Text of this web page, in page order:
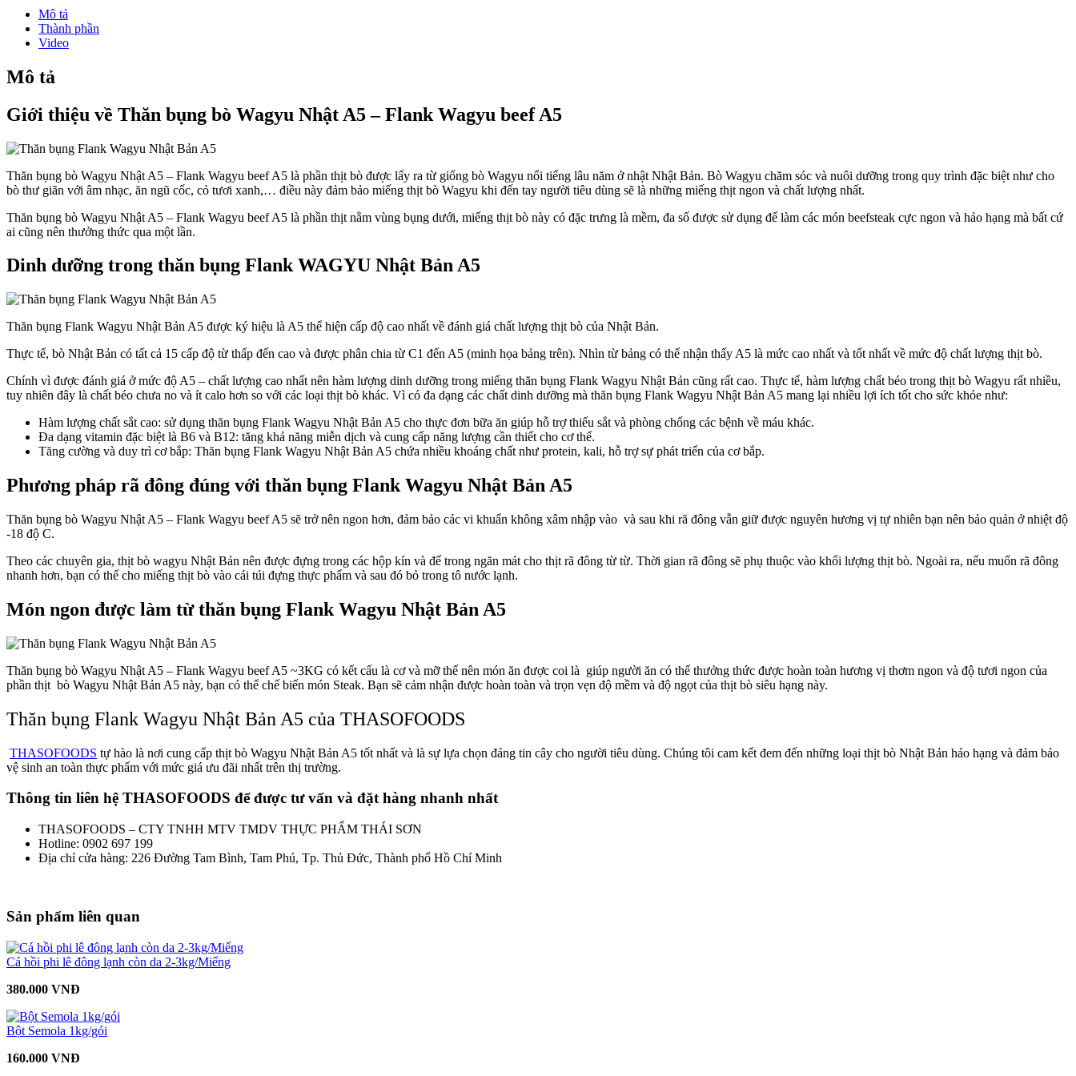
Mô tả
Thành phần
Video
Mô tả
Giới thiệu về Thăn bụng bò Wagyu Nhật A5 – Flank Wagyu beef A5
Thăn bụng bò Wagyu Nhật A5 – Flank Wagyu beef A5 là phần thịt bò được lấy ra từ giống bò Wagyu nổi tiếng lâu năm ở nhật Nhật Bản. Bò Wagyu chăm sóc và nuôi dưỡng trong quy trình đặc biệt như cho
bò thư giãn với âm nhạc, ăn ngũ cốc, cỏ tươi xanh,… điều này đảm bảo miếng thịt bò Wagyu khi đến tay người tiêu dùng sẽ là những miếng thịt ngon và chất lượng nhất.
Thăn bụng bò Wagyu Nhật A5 – Flank Wagyu beef A5 là phần thịt nằm vùng bụng dưới, miếng thịt bò này có đặc trưng là mềm, đa số được sử dụng để làm các món beefsteak cực ngon và hảo hạng mà bất cứ
ai cũng nên thưởng thức qua một lần.
Dinh dưỡng trong thăn bụng Flank WAGYU Nhật Bản A5
Thăn bụng Flank Wagyu Nhật Bản A5 được ký hiệu là A5 thể hiện cấp độ cao nhất về đánh giá chất lượng thịt bò của Nhật Bản.
Thực tế, bò Nhật Bản có tất cả 15 cấp độ từ thấp đến cao và được phân chia từ C1 đến A5 (minh họa bảng trên). Nhìn từ bảng có thể nhận thấy A5 là mức cao nhất và tốt nhất về mức độ chất lượng thịt bò.
Chính vì được đánh giá ở mức độ A5 – chất lượng cao nhất nên hàm lượng dinh dưỡng trong miếng thăn bụng Flank Wagyu Nhật Bản cũng rất cao. Thực tế, hàm lượng chất béo trong thịt bò Wagyu rất nhiều,
tuy nhiên đây là chất béo chưa no và ít calo hơn so với các loại thịt bò khác. Vì có đa dạng các chất dinh dưỡng mà thăn bụng Flank Wagyu Nhật Bản A5 mang lại nhiều lợi ích tốt cho sức khỏe như:
Hàm lượng chất sắt cao: sử dụng thăn bụng Flank Wagyu Nhật Bản A5 cho thực đơn bữa ăn giúp hỗ trợ thiếu sắt và phòng chống các bệnh về máu khác.
Đa dạng vitamin đặc biệt là B6 và B12: tăng khả năng miễn dịch và cung cấp năng lượng cần thiết cho cơ thể.
Tăng cường và duy trì cơ bắp: Thăn bụng Flank Wagyu Nhật Bản A5 chứa nhiều khoáng chất như protein, kali, hỗ trợ sự phát triển của cơ bắp.
Phương pháp rã đông đúng với thăn bụng Flank Wagyu Nhật Bản A5
Thăn bụng bò Wagyu Nhật A5 – Flank Wagyu beef A5 sẽ trở nên ngon hơn, đảm bảo các vi khuẩn không xâm nhập vào và sau khi rã đông vẫn giữ được nguyên hương vị tự nhiên bạn nên bảo quản ở nhiệt độ
-18 độ C.
Theo các chuyên gia, thịt bò wagyu Nhật Bản nên được đựng trong các hộp kín và để trong ngăn mát cho thịt rã đông từ từ. Thời gian rã đông sẽ phụ thuộc vào khối lượng thịt bò. Ngoài ra, nếu muốn rã đông
nhanh hơn, bạn có thể cho miếng thịt bò vào cái túi đựng thực phẩm và sau đó bỏ trong tô nước lạnh.
Món ngon được làm từ thăn bụng Flank Wagyu Nhật Bản A5
Thăn bụng bò Wagyu Nhật A5 – Flank Wagyu beef A5 ~3KG có kết cấu là cơ và mỡ thế nên món ăn được coi là giúp người ăn có thể thưởng thức được hoàn toàn hương vị thơm ngon và độ tươi ngon của
phần thịt bò Wagyu Nhật Bản A5 này, bạn có thể chế biến món Steak. Bạn sẽ cảm nhận được hoàn toàn và trọn vẹn độ mềm và độ ngọt của thịt bò siêu hạng này.
Thăn bụng Flank Wagyu Nhật Bản A5 của THASOFOODS
THASOFOODS tự hào là nơi cung cấp thịt bò Wagyu Nhật Bản A5 tốt nhất và là sự lựa chọn đáng tin cây cho người tiêu dùng. Chúng tôi cam kết đem đến những loại thịt bò Nhật Bản hảo hạng và đảm bảo
vệ sinh an toàn thực phẩm với mức giá ưu đãi nhất trên thị trường.
Thông tin liên hệ THASOFOODS để được tư vấn và đặt hàng nhanh nhất
THASOFOODS – CTY TNHH MTV TMDV THỰC PHẨM THÁI SƠN
Hotline: 0902 697 199
Địa chỉ cửa hàng: 226 Đường Tam Bình, Tam Phú, Tp. Thủ Đức, Thành phố Hồ Chí Minh
Sản phẩm liên quan
Cá hồi phi lê đông lạnh còn da 2-3kg/Miếng
380.000 VNĐ
Bột Semola 1kg/gói
160.000 VNĐ